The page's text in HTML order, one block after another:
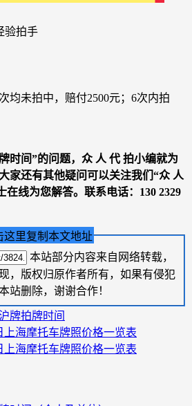
验拍手
均未拍中，赔付2500元；6次内拍
时间”的问题， 众 人 代 拍小编就为
家还有其他疑问可以关注我们“众 人
在线为您解答。联系电话： 130 2329
这里复制本文地址
本站部分内容来自网络转载，
，版权归原作者所有，如果有侵犯
站删除，谢谢合作！
牌拍牌时间
上海摩托车牌照价格一览表
上海摩托车牌照价格一览表